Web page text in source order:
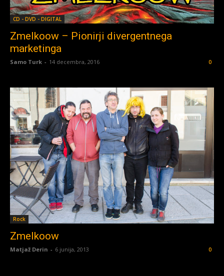
CD - DVD - DIGITAL
Zmelkoow – Pionirji divergentnega
marketinga
Samo Turk - 14 decembra, 2016 0
Rock
Zmelkoow
Matjaž Derin - 6 junija, 2013 0